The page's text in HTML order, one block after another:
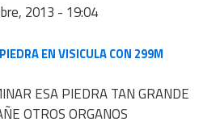
2013 - 19:04
EN VISICULA CON 299M
ESA PIEDRA TAN GRANDE
OTROS ORGANOS